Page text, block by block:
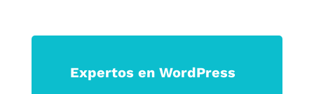
Expertos en WordPress